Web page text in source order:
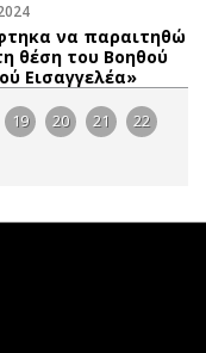
να παραιτηθώ
θέση του Βοηθού
Εισαγγελέα»
19 20 21 22